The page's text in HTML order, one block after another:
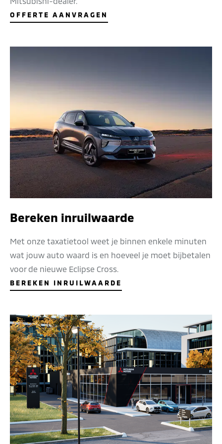
OFFERTE AANVRAGEN
Bereken inruilwaarde
Met onze taxatietool weet je binnen enkele minuten
wat jouw auto waard is en hoeveel je moet bijbetalen
voor de nieuwe Eclipse Cross.
BEREKEN INRUILWAARDE